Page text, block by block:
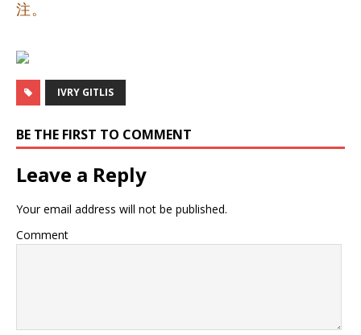
注。
IVRY GITLIS
BE THE FIRST TO COMMENT
Leave a Reply
Your email address will not be published.
Comment